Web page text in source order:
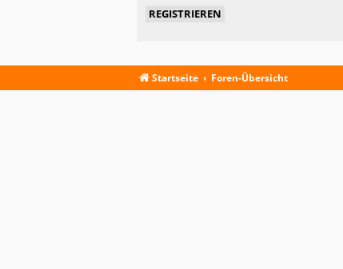
REGISTRIEREN
Startseite Foren-Übersicht